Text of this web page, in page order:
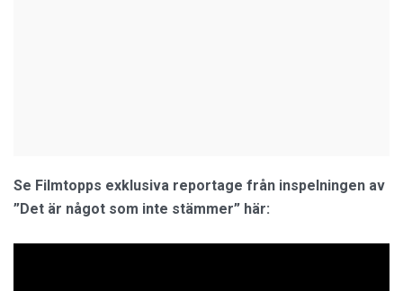
Se Filmtopps exklusiva reportage från inspelningen av
”Det är något som inte stämmer” här: